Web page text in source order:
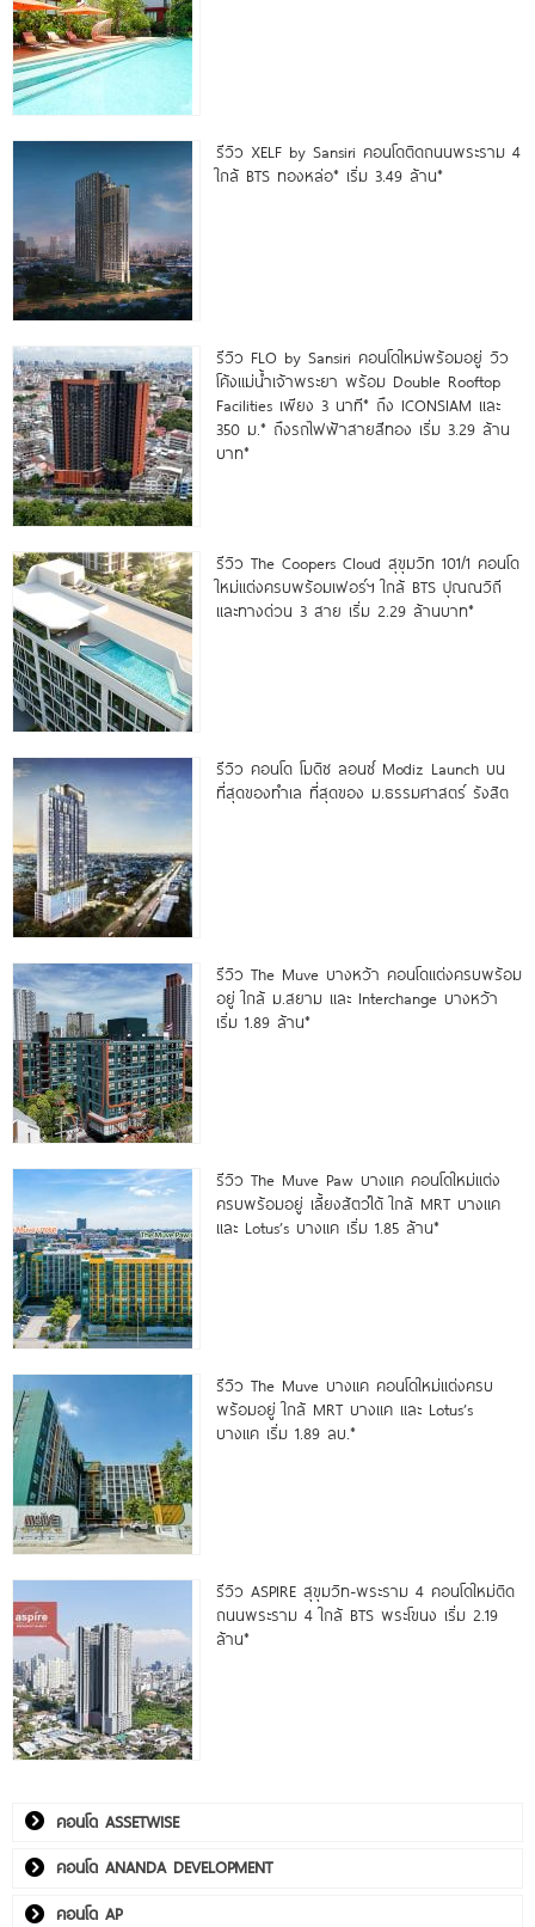
รีวิว XELF by Sansiri คอนโดติดถนนพระราม 4
ใกล้ BTS ทองหล่อ* เริ่ม 3.49 ล้าน*
รีวิว FLO by Sansiri คอนโดใหม่พร้อมอยู่ วิว
โค้งแม่น้ำเจ้าพระยา พร้อม Double Rooftop
Facilities เพียง 3 นาที* ถึง ICONSIAM และ
350 ม.* ถึงรถไฟฟ้าสายสีทอง เริ่ม 3.29 ล้าน
บาท*
รีวิว The Coopers Cloud สุขุมวิท 101/1 คอนโด
ใหม่แต่งครบพร้อมเฟอร์ฯ ใกล้ BTS ปุณณวิถี
และทางด่วน 3 สาย เริ่ม 2.29 ล้านบาท*
รีวิว คอนโด โมดิซ ลอนซ์ Modiz Launch บน
ที่สุดของทำเล ที่สุดของ ม.ธรรมศาสตร์ รังสิต
รีวิว The Muve บางหว้า คอนโดแต่งครบพร้อม
อยู่ ใกล้ ม.สยาม และ Interchange บางหว้า
เริ่ม 1.89 ล้าน*
รีวิว The Muve Paw บางแค คอนโดใหม่แต่ง
ครบพร้อมอยู่ เลี้ยงสัตว์ได้ ใกล้ MRT บางแค
และ Lotus’s บางแค เริ่ม 1.85 ล้าน*
รีวิว The Muve บางแค คอนโดใหม่แต่งครบ
พร้อมอยู่ ใกล้ MRT บางแค และ Lotus’s
บางแค เริ่ม 1.89 ลบ.*
รีวิว ASPIRE สุขุมวิท-พระราม 4 คอนโดใหม่ติด
ถนนพระราม 4 ใกล้ BTS พระโขนง เริ่ม 2.19
ล้าน*
คอนโด ASSETWISE
คอนโด ANANDA DEVELOPMENT
คอนโด AP